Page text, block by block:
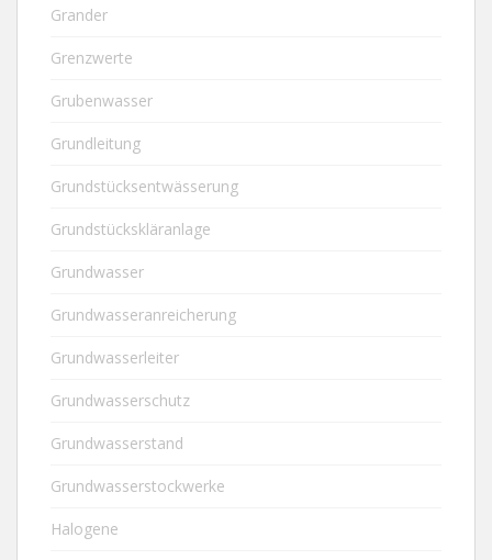
Grander
Grenzwerte
Grubenwasser
Grundleitung
Grundstücksentwässerung
Grundstückskläranlage
Grundwasser
Grundwasseranreicherung
Grundwasserleiter
Grundwasserschutz
Grundwasserstand
Grundwasserstockwerke
Halogene